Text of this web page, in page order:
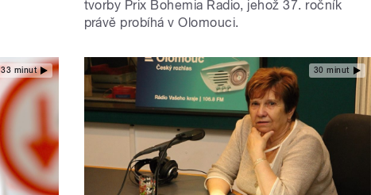
tvorby Prix Bohemia Radio, jehož 37. ročník
právě probíhá v Olomouci.
33 minut 30 minut